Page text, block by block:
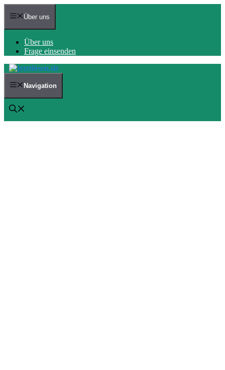
Zum
Inhalt Über uns
Über uns
Frage einsenden
Navigation